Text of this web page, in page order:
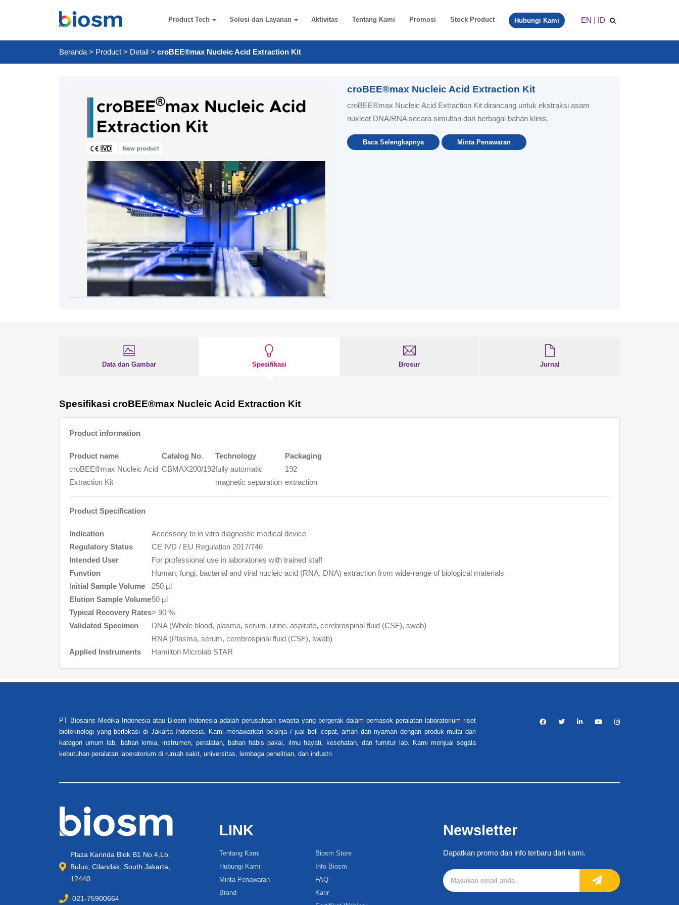
Product Tech Solusi dan Layanan Aktivitas Tentang Kami Promosi Stock Product Hubungi Kami EN | ID
Beranda > Product > Detail > croBEE®max Nucleic Acid Extraction Kit
croBEE®max Nucleic Acid Extraction Kit
croBEE®max Nucleic Acid Extraction Kit dirancang untuk ekstraksi asam
nukleat DNA/RNA secara simultan dari berbagai bahan klinis.
Baca Selengkapnya Minta Penawaran
Data dan Gambar Spesifikasi Brosur Jurnal
Spesifikasi croBEE®max Nucleic Acid Extraction Kit
Product information
Product name Catalog No. Technology
Packaging
croBEE®max Nucleic Acid
Extraction Kit
CBMAX200/192fully automatic
magnetic separation
192
extraction
Product Specification
Indication
Accessory to in vitro diagnostic medical device
Regulatory Status
CE IVD / EU Regulation 2017/746
Intended User
For professional use in laboratories with trained staff
Funvtion
Human, fungi, bacterial and viral nucleic acid (RNA, DNA) extraction from wide-range of biological materials
Initial Sample Volume
250 µl
Elution Sample Volume50 µl
Typical Recovery Rates> 90 %
Validated Specimen
DNA (Whole blood, plasma, serum, urine, aspirate, cerebrospinal fluid (CSF), swab)
RNA (Plasma, serum, cerebrospinal fluid (CSF), swab)
Applied Instruments​
Hamilton Microlab STAR
PT Biosains Medika Indonesia atau Biosm Indonesia adalah perusahaan swasta yang bergerak dalam pemasok peralatan laboratorium riset
bioteknologi yang berlokasi di Jakarta Indonesia. Kami menawarkan belanja / jual beli cepat, aman dan nyaman dengan produk mulai dari
kategori umum lab, bahan kimia, instrumen, peralatan, bahan habis pakai, ilmu hayati, kesehatan, dan furnitur lab. Kami menjual segala
kebutuhan peralatan laboratorium di rumah sakit, universitas, lembaga penelitian, dan industri.
Plaza Karinda Blok B1 No.4,Lb.
Bulus, Cilandak, South Jakarta,
12440.
021-75900664
LINK
Tentang Kami
Hubungi Kami
Minta Penawaran
Brand
Biosm Store
Info Biosm
FAQ
Karir
Newsletter
Dapatkan promo dan info terbaru dari kami.